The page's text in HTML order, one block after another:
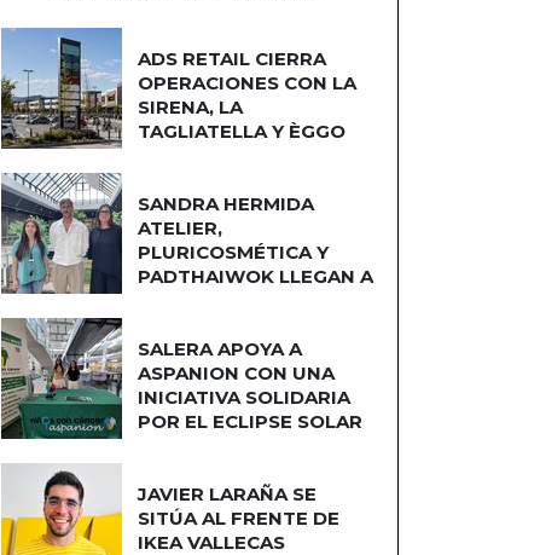
ADS RETAIL CIERRA
OPERACIONES CON LA
SIRENA, LA
TAGLIATELLA Y ÈGGO
SANDRA HERMIDA
ATELIER,
PLURICOSMÉTICA Y
PADTHAIWOK LLEGAN A
SALERA APOYA A
ASPANION CON UNA
INICIATIVA SOLIDARIA
POR EL ECLIPSE SOLAR
JAVIER LARAÑA SE
SITÚA AL FRENTE DE
IKEA VALLECAS